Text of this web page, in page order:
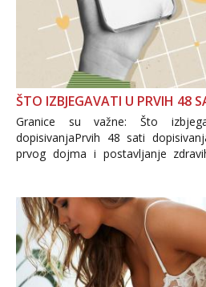
ŠTO IZBJEGAVATI U PRVIH 48
Granice su važne: Što
dopisivanjaPrvih 48 sati
prvog dojma i postavljanje
Važno je izbjeći prebrzo
informacija, jer nepoznata
povjerenje. Takođe...